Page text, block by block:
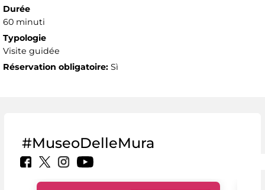
Durée
60 minuti
Typologie
Visite guidée
Réservation obligatoire: Sì
#MuseoDelleMura